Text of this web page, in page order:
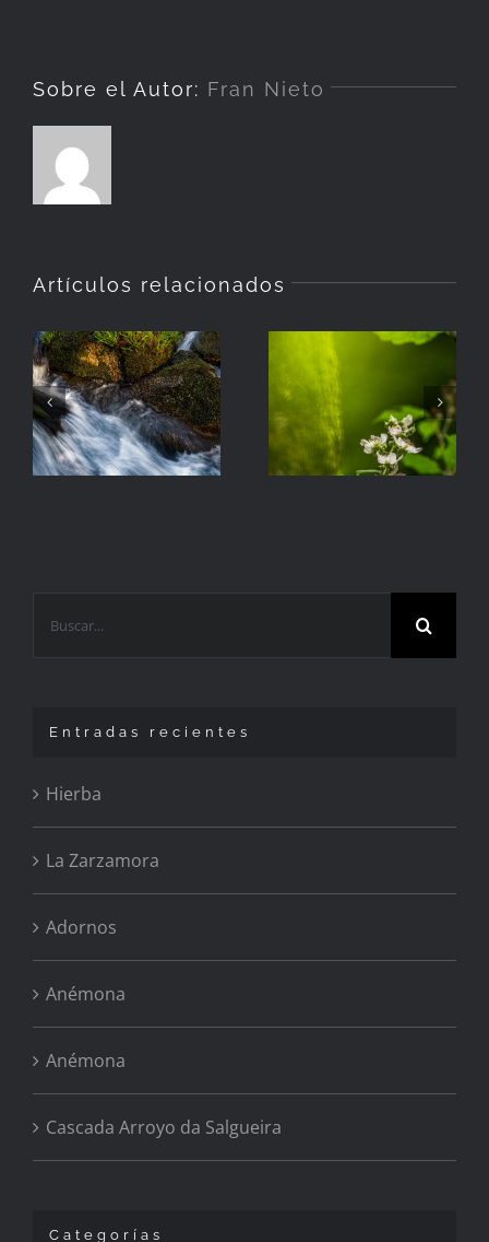
Sobre el Autor: Fran Nieto
Artículos relacionados
Hierba
Zarzamora
Entradas recientes
Hierba
La Zarzamora
Adornos
Anémona
Anémona
Cascada Arroyo da Salgueira
Categorías